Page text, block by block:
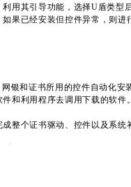
其引导功能，选择U盾类型
果已经安装但控件异常，则进
和证书所用的控件自动化安
和利用程序去调用下载的软件。
个证书驱动、控件以及系统